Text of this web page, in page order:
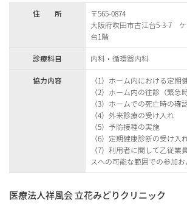
住 所
〒565-0874
大阪府吹田市古江台5-3-7
台1階
診療科目
内科・循環器内科
協力内容
（1）ホーム内における定期
（2）ホーム内の往診（緊急
（3）ホームでの死亡時の確
（4）外来診療の受け入れ
（5）予防接種の実施
（6）定期健康診断の受け入
（7）利用者に関して乙従業
スへの可能な範囲での参加
医療法人祥風会 立花みどりクリニック